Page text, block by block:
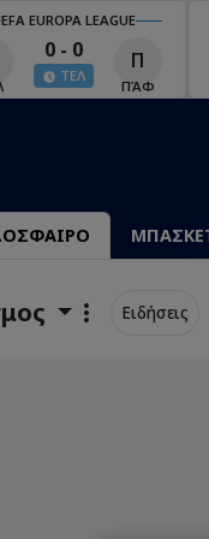
EUROPA LEAGUE
0 - 0
ΤΕΛ
Π
ΠΆΦ
Ειδήσεις